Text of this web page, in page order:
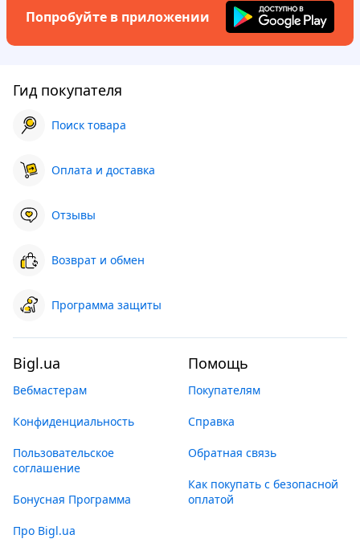
Попробуйте в приложении
Гид покупателя
Поиск товара
Оплата и доставка
Отзывы
Возврат и обмен
Программа защиты
Bigl.ua
Вебмастерам
Конфиденциальность
Пользовательское
соглашение
Бонусная Программа
Про Bigl.ua
Помощь
Покупателям
Справка
Обратная связь
Как покупать с безопасной
оплатой